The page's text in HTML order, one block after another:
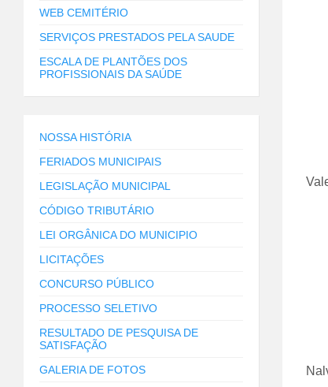
WEB CEMITÉRIO
SERVIÇOS PRESTADOS PELA SAUDE
ESCALA DE PLANTÕES DOS
PROFISSIONAIS DA SAÚDE
NOSSA HISTÓRIA
FERIADOS MUNICIPAIS
LEGISLAÇÃO MUNICIPAL
CÓDIGO TRIBUTÁRIO
LEI ORGÂNICA DO MUNICIPIO
LICITAÇÕES
CONCURSO PÚBLICO
PROCESSO SELETIVO
RESULTADO DE PESQUISA DE
SATISFAÇÃO
GALERIA DE FOTOS